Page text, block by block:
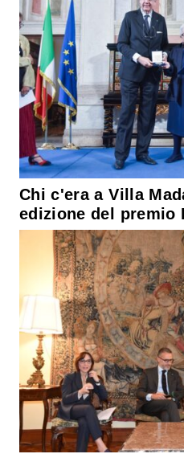
Chi c'era a Villa
edizione del premio